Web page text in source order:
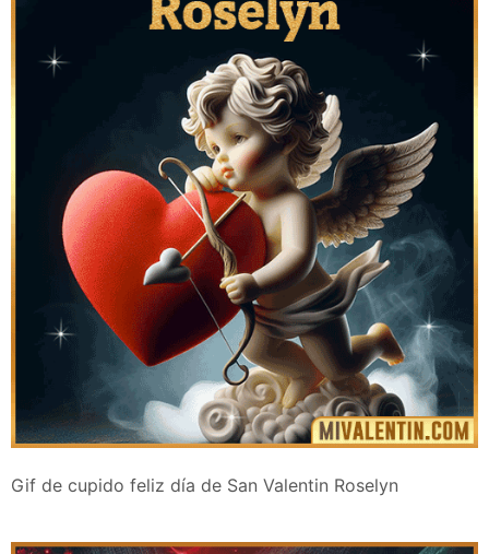
Gif de cupido feliz día de San Valentin Roselyn